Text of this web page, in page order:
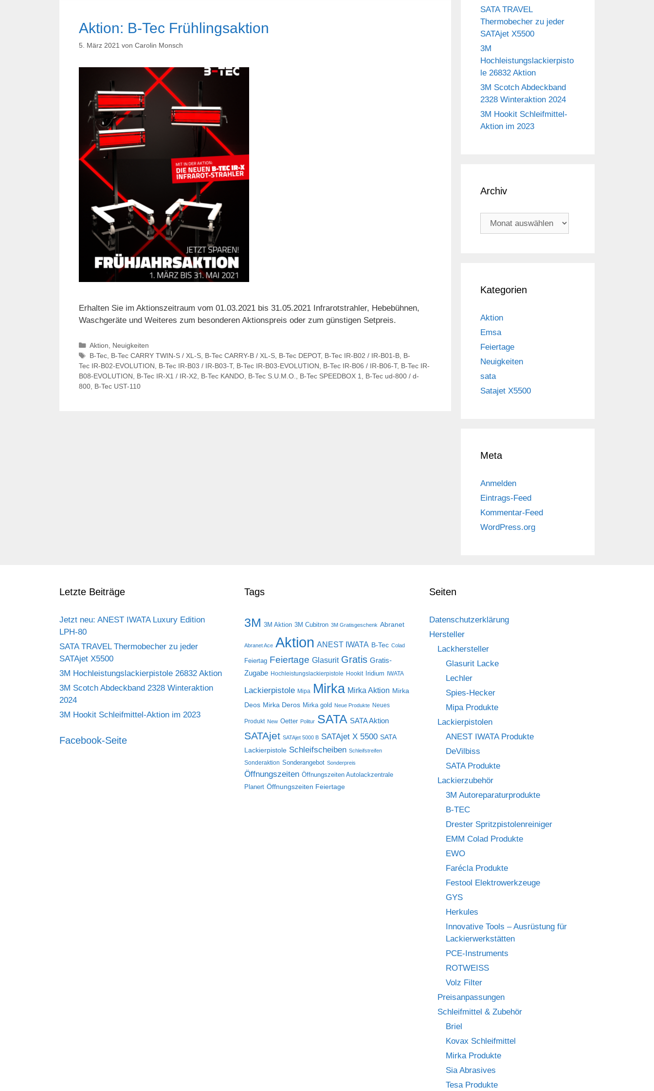
Aktion: B-Tec Frühlingsaktion
5. März 2021 von Carolin Monsch
Erhalten Sie im Aktionszeitraum vom 01.03.2021 bis 31.05.2021 Infrarotstrahler, Hebebühnen,
Waschgeräte und Weiteres zum besonderen Aktionspreis oder zum günstigen Setpreis.
Kategorien
Aktion
Neuigkeiten
Schlagwörter
B-Tec, B-Tec CARRY TWIN-S / XL-S, B-Tec CARRY-B / XL-S, B-Tec DEPOT, B-Tec IR-B02 / IR-B01-B, B-
Tec IR-B02-EVOLUTION
B-Tec IR-B03 / IR-B03-T, B-Tec IR-B03-EVOLUTION B-Tec IR-B06 / IR-B06-T, B-Tec IR-
B08-EVOLUTION
B-Tec IR-X1 / IR-X2 B-Tec KANDO B-Tec S.U.M.O. B-Tec SPEEDBOX 1
B-Tec ud-800 / d-
800 B-Tec UST-110
SATA TRAVEL
Thermobecher zu jeder
SATAjet X5500
3M
Hochleistungslackierpisto
le 26832 Aktion
3M Scotch Abdeckband
2328 Winteraktion 2024
3M Hookit Schleifmittel-
Aktion im 2023
Archiv
Archiv
Kategorien
Aktion
Emsa
Feiertage
Neuigkeiten
sata
Satajet X5500
Meta
Anmelden
Eintrags-Feed
Kommentar-Feed
WordPress.org
Letzte Beiträge
Jetzt neu: ANEST IWATA Luxury Edition
LPH-80
SATA TRAVEL Thermobecher zu jeder
SATAjet X5500
3M Hochleistungslackierpistole 26832 Aktion
3M Scotch Abdeckband 2328 Winteraktion
2024
3M Hookit Schleifmittel-Aktion im 2023
Facebook-Seite
Tags
3M 3M Aktion 3M Cubitron 3M Gratisgeschenk Abranet
Abranet Ace Aktion ANEST IWATA B-Tec Colad
Feiertag Feiertage Glasurit Gratis Gratis-
Zugabe Hochleistungslackierpistole Hookit Iridium IWATA
Lackierpistole Mipa Mirka Mirka Aktion Mirka
Deos Mirka Deros Mirka gold Neue Produkte Neues
Produkt New Oetter Politur SATA SATA Aktion
SATAjet SATAjet 5000 B SATAjet X 5500 SATA
Lackierpistole Schleifscheiben Schleifstreifen
Sonderaktion Sonderangebot Sonderpreis
Öffnungszeiten Öffnungszeiten Autolackzentrale
Planert Öffnungszeiten Feiertage
Seiten
Datenschutzerklärung
Hersteller
Lackhersteller
Glasurit Lacke
Lechler
Spies-Hecker
Mipa Produkte
Lackierpistolen
ANEST IWATA Produkte
DeVilbiss
SATA Produkte
Lackierzubehör
3M Autoreparaturprodukte
B-TEC
Drester Spritzpistolenreiniger
EMM Colad Produkte
EWO
Farécla Produkte
Festool Elektrowerkzeuge
GYS
Herkules
Innovative Tools – Ausrüstung für
Lackierwerkstätten
PCE-Instruments
ROTWEISS
Volz Filter
Preisanpassungen
Schleifmittel & Zubehör
Briel
Kovax Schleifmittel
Mirka Produkte
Sia Abrasives
Tesa Produkte